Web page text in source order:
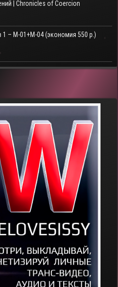
| Chronicles of Coercion
1 – M-01+M-04 (экономия 550 р.)